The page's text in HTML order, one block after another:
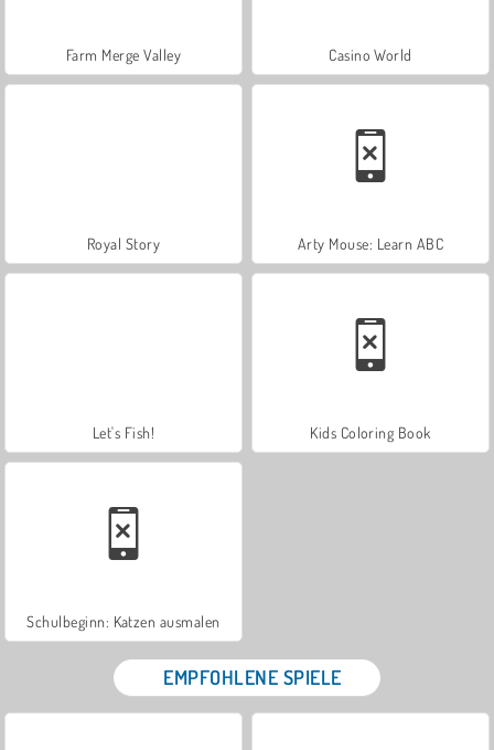
Farm Merge Valley Casino World
Royal Story Arty Mouse: Learn ABC
Let's Fish! Kids Coloring Book
Schulbeginn: Katzen ausmalen
EMPFOHLENE SPIELE